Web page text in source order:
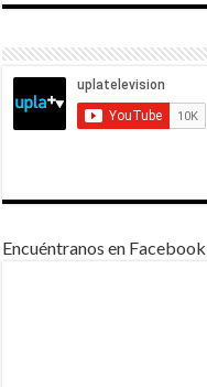
Encuéntranos en Facebook